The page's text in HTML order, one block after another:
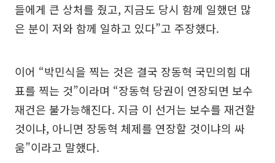
들에게 큰 상처를 줬고, 지금도 당시 함께 일했던 많
은 분이 저와 함께 일하고 있다”고 주장했다.
이어 “박민식을 찍는 것은 결국 장동혁 국민의힘 대
표를 찍는 것”이라며 “장동혁 당권이 연장되면 보수
재건은 불가능해진다. 지금 이 선거는 보수를 재건할
것이냐, 아니면 장동혁 체제를 연장할 것이냐의 싸
움”이라고 말했다.